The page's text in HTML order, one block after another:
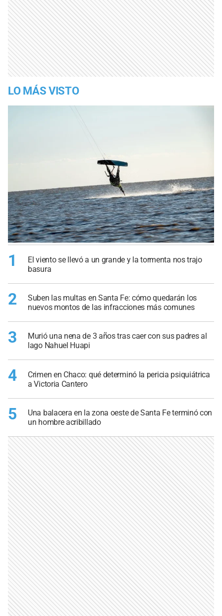
LO MÁS VISTO
1
El viento se llevó a un grande y la tormenta nos trajo
basura
2
Suben las multas en Santa Fe: cómo quedarán los
nuevos montos de las infracciones más comunes
3
Murió una nena de 3 años tras caer con sus padres al
lago Nahuel Huapi
4
Crimen en Chaco: qué determinó la pericia psiquiátrica
a Victoria Cantero
5
Una balacera en la zona oeste de Santa Fe terminó con
un hombre acribillado